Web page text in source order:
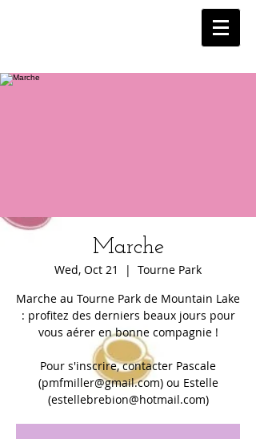
Marche
Wed, Oct 21
  |
Tourne Park
Marche au Tourne Park de Mountain Lake
: profitez des derniers beaux jours pour
vous aérer en bonne compagnie !
Pour s'inscrire, contacter Pascale
(pmfmiller@gmail.com) ou Estelle
(estellebrebion@hotmail.com)